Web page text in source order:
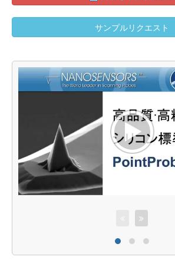
サンプルリクエスト